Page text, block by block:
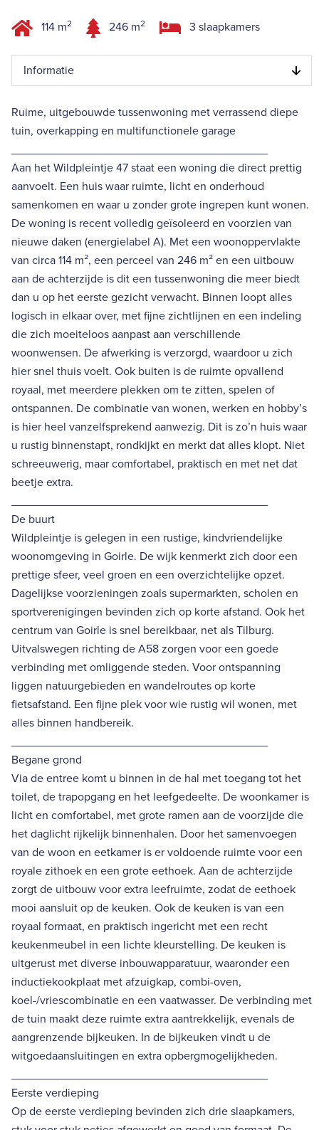
114 m2 246 m2 3 slaapkamers
Informatie
Ruime, uitgebouwde tussenwoning met verrassend diepe
tuin, overkapping en multifunctionele garage
Aan het Wildpleintje 47 staat een woning die direct prettig
aanvoelt. Een huis waar ruimte, licht en onderhoud
samenkomen en waar u zonder grote ingrepen kunt wonen.
De woning is recent volledig geïsoleerd en voorzien van
nieuwe daken (energielabel A). Met een woonoppervlakte
van circa 114 m², een perceel van 246 m² en een uitbouw
aan de achterzijde is dit een tussenwoning die meer biedt
dan u op het eerste gezicht verwacht. Binnen loopt alles
logisch in elkaar over, met fijne zichtlijnen en een indeling
die zich moeiteloos aanpast aan verschillende
woonwensen. De afwerking is verzorgd, waardoor u zich
hier snel thuis voelt. Ook buiten is de ruimte opvallend
royaal, met meerdere plekken om te zitten, spelen of
ontspannen. De combinatie van wonen, werken en hobby’s
is hier heel vanzelfsprekend aanwezig. Dit is zo’n huis waar
u rustig binnenstapt, rondkijkt en merkt dat alles klopt. Niet
schreeuwerig, maar comfortabel, praktisch en met net dat
beetje extra.
De buurt
Wildpleintje is gelegen in een rustige, kindvriendelijke
woonomgeving in Goirle. De wijk kenmerkt zich door een
prettige sfeer, veel groen en een overzichtelijke opzet.
Dagelijkse voorzieningen zoals supermarkten, scholen en
sportverenigingen bevinden zich op korte afstand. Ook het
centrum van Goirle is snel bereikbaar, net als Tilburg.
Uitvalswegen richting de A58 zorgen voor een goede
verbinding met omliggende steden. Voor ontspanning
liggen natuurgebieden en wandelroutes op korte
fietsafstand. Een fijne plek voor wie rustig wil wonen, met
alles binnen handbereik.
Begane grond
Via de entree komt u binnen in de hal met toegang tot het
toilet, de trapopgang en het leefgedeelte. De woonkamer is
licht en comfortabel, met grote ramen aan de voorzijde die
het daglicht rijkelijk binnenhalen. Door het samenvoegen
van de woon en eetkamer is er voldoende ruimte voor een
royale zithoek en een grote eethoek. Aan de achterzijde
zorgt de uitbouw voor extra leefruimte, zodat de eethoek
mooi aansluit op de keuken. Ook de keuken is van een
royaal formaat, en praktisch ingericht met een recht
keukenmeubel in een lichte kleurstelling. De keuken is
uitgerust met diverse inbouwapparatuur, waaronder een
inductiekookplaat met afzuigkap, combi-oven,
koel-/vriescombinatie en een vaatwasser. De verbinding met
de tuin maakt deze ruimte extra aantrekkelijk, evenals de
aangrenzende bijkeuken. In de bijkeuken vindt u de
witgoedaansluitingen en extra opbergmogelijkheden.
Eerste verdieping
Op de eerste verdieping bevinden zich drie slaapkamers,